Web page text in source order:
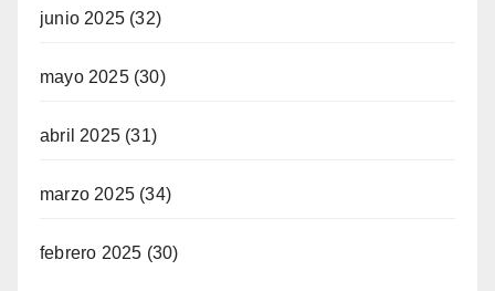
junio 2025 (32)
mayo 2025(30)
abril 2025 (31)
marzo 2025 (34)
febrero 2025 (30)